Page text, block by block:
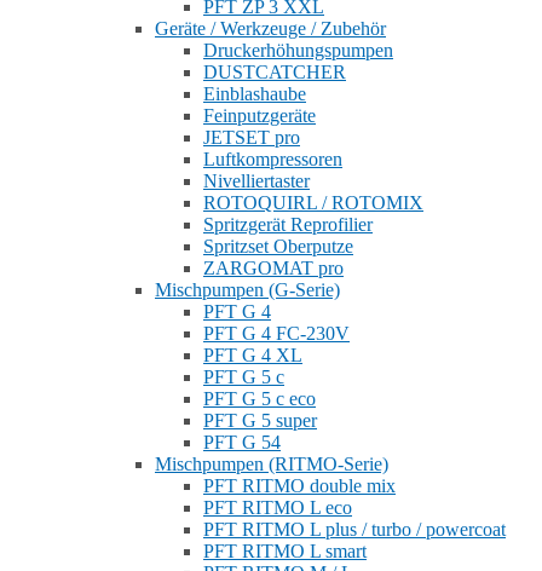
PFT ZP 3 XXL
Geräte / Werkzeuge / Zubehör
Druckerhöhungspumpen
DUSTCATCHER
Einblashaube
Feinputzgeräte
JETSET pro
Luftkompressoren
Nivelliertaster
ROTOQUIRL / ROTOMIX
Spritzgerät Reprofilier
Spritzset Oberputze
ZARGOMAT pro
Mischpumpen (G-Serie)
PFT G 4
PFT G 4 FC-230V
PFT G 4 XL
PFT G 5 c
PFT G 5 c eco
PFT G 5 super
PFT G 54
Mischpumpen (RITMO-Serie)
PFT RITMO double mix
PFT RITMO L eco
PFT RITMO L plus / turbo / powercoat
PFT RITMO L smart